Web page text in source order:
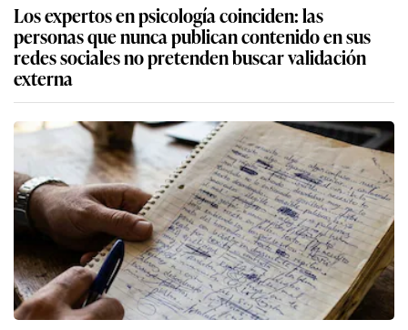
Los expertos en psicología coinciden: las
personas que nunca publican contenido en sus
redes sociales no pretenden buscar validación
externa